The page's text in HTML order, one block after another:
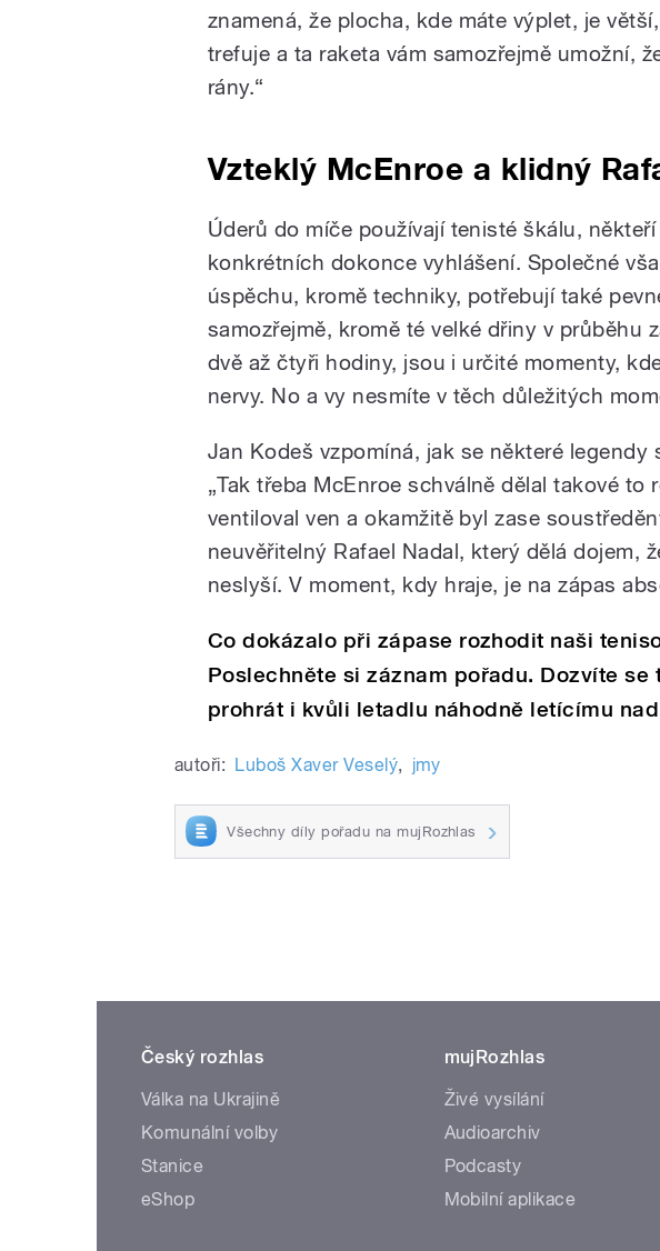
znamená, že plocha, kde máte výplet, je
trefuje a ta raketa vám samozřejmě umožní,
rány.“
Vzteklý McEnroe a klidný
Úderů do míče používají tenisté škálu,
konkrétních dokonce vyhlášení. Společné
úspěchu, kromě techniky, potřebují také
samozřejmě, kromě té velké dřiny v průběhu
dvě až čtyři hodiny, jsou i určité momenty,
nervy. No a vy nesmíte v těch důležitých
Jan Kodeš vzpomíná, jak se některé legendy
„Tak třeba McEnroe schválně dělal takové to
ventiloval ven a okamžitě byl zase
neuvěřitelný Rafael Nadal, který dělá dojem,
neslyší. V moment, kdy hraje, je na zápas
Co dokázalo při zápase rozhodit naši
Poslechněte si záznam pořadu. Dozvíte se
prohrát i kvůli letadlu náhodně letícímu
autoři: Luboš Xaver Veselý, jmy
Všechny díly pořadu na mujRozhlas
Český rozhlas
Válka na Ukrajině
Komunální volby
Stanice
eShop
mujRozhlas
Živé vysílání
Audioarchiv
Podcasty
Mobilní aplikace